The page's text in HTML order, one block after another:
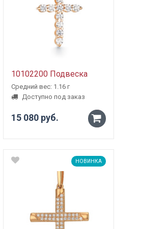
10102200 Подвеска
Средний вес: 1.16 г
Доступно под заказ
15 080 руб. -
НОВИНКА